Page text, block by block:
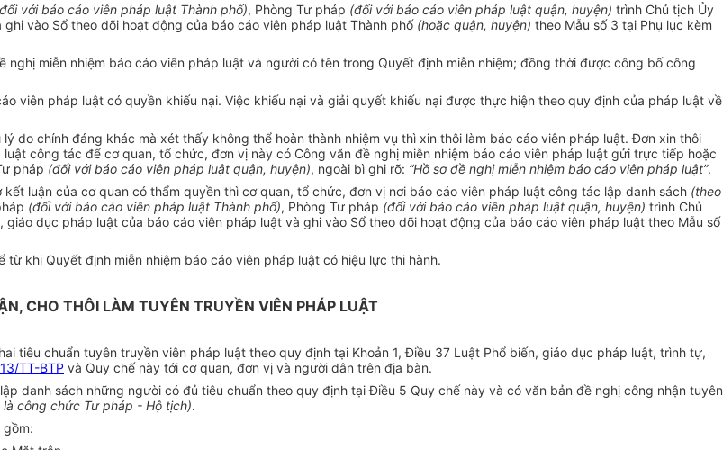
với báo cáo viên pháp luật Thành phố), Phòng Tư pháp (đối với báo cáo viên pháp luật quận, huyện) trình Chủ tịch Ủy
vào Sổ theo dõi hoạt động của báo cáo viên pháp luật Thành phố(hoặc quận, huyện) theo Mẫu số 3 tại Phụ lục kèm
miễn nhiệm báo cáo viên pháp luật và người có tên trong Quyết định miễn nhiệm; đồng thời được công bố công
viên pháp luật có quyền khiếu nại. Việc khiếu nại và giải quyết khiếu nại được thực hiện theo quy định của pháp luật về
do chính đáng khác mà xét thấy không thể hoàn thành nhiệm vụ thì xin thôi làm báo cáo viên pháp luật. Đơn xin thôi
công tác để cơ quan, tổ chức, đơn vị này có Công văn đề nghị miễn nhiệm báo cáo viên pháp luật gửi trực tiếp hoặc
pháp (đối với báo cáo viên pháp luật quận, huyện), ngoài bì ghi rõ: “Hồ sơ đề nghị miễn nhiệm báo cáo viên pháp luật”.
luận của cơ quan có thẩm quyền thì cơ quan, tổ chức, đơn vị nơi báo cáo viên pháp luật công tác lập danh sách (theo
(đối với báo cáo viên pháp luật Thành phố), Phòng Tư pháp (đối với báo cáo viên pháp luật quận, huyện) trình Chủ
dục pháp luật của báo cáo viên pháp luật và ghi vào Sổ theo dõi hoạt động của báo cáo viên pháp luật theo Mẫu số
khi Quyết định miễn nhiệm báo cáo viên pháp luật có hiệu lực thi hành.
CHO THÔI LÀM TUYÊN TRUYỀN VIÊN PHÁP LUẬT
tiêu chuẩn tuyên truyền viên pháp luật theo quy định tại Khoản 1, Điều 37 Luật Phổ biến, giáo dục pháp luật, trình tự,
TT-BTP và Quy chế này tới cơ quan, đơn vị và người dân trên địa bàn.
danh sách những người có đủ tiêu chuẩn theo quy định tại Điều 5 Quy chế này và có văn bản đề nghị công nhận tuyên
là công chức Tư pháp - Hộ tịch).